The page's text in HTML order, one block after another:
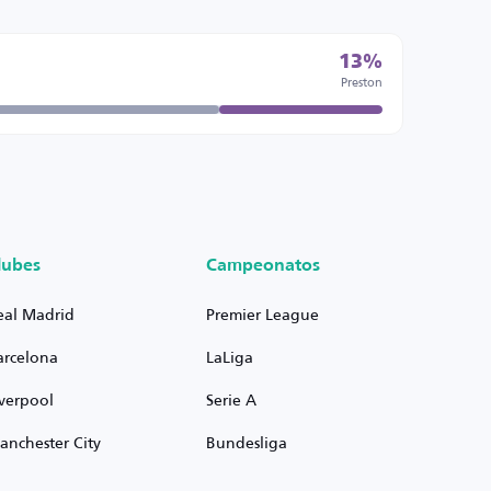
13%
Preston
Madrid
City
Campeonatos
Premier League
LaLiga
Serie A
Bundesliga